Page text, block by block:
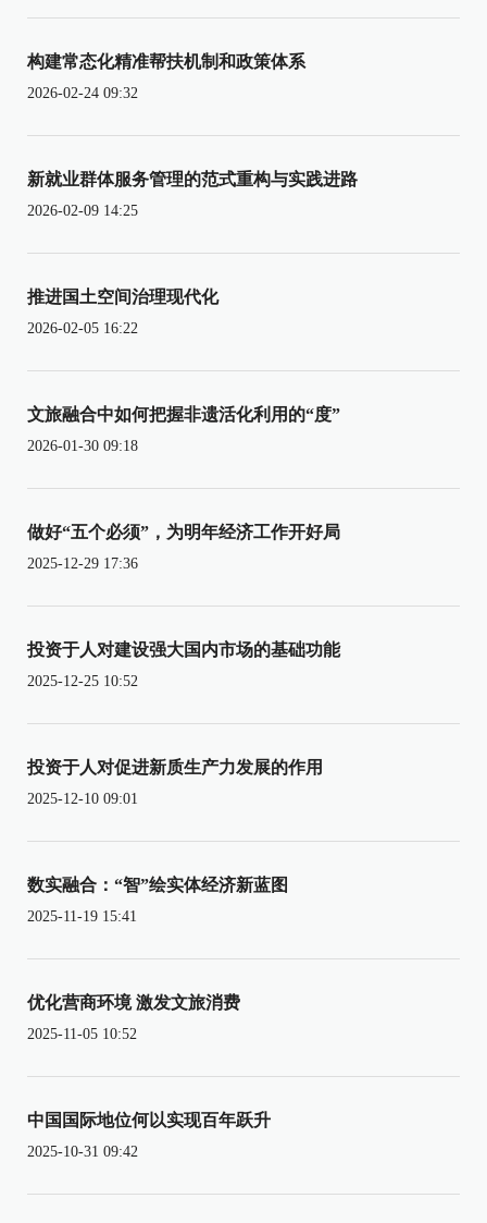
构建常态化精准帮扶机制和政策体系
2026-02-24 09:32
新就业群体服务管理的范式重构与实践进路
2026-02-09 14:25
推进国土空间治理现代化
2026-02-05 16:22
文旅融合中如何把握非遗活化利用的“度”
2026-01-30 09:18
做好“五个必须”，为明年经济工作开好局
2025-12-29 17:36
投资于人对建设强大国内市场的基础功能
2025-12-25 10:52
投资于人对促进新质生产力发展的作用
2025-12-10 09:01
数实融合：“智”绘实体经济新蓝图
2025-11-19 15:41
优化营商环境 激发文旅消费
2025-11-05 10:52
中国国际地位何以实现百年跃升
2025-10-31 09:42